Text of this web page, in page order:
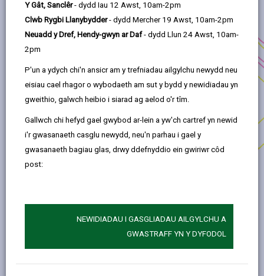
Y Gât, Sanclêr- dydd Iau 12 Awst, 10am-2pm
Clwb Rygbi Llanybydder- dydd Mercher 19 Awst, 10am-2pm
Neuadd y Dref, Hendy-gwyn ar Daf- dydd Llun 24 Awst, 10am-
2pm
P'un a ydych chi'n ansicr am y trefniadau ailgylchu newydd neu
eisiau cael rhagor o wybodaeth am sut y bydd y newidiadau yn
gweithio, galwch heibio i siarad ag aelod o'r tîm.
Gallwch chi hefyd gael gwybod ar-lein a yw'ch cartref yn newid
i'r gwasanaeth casglu newydd, neu'n parhau i gael y
gwasanaeth bagiau glas, drwy ddefnyddio ein gwiriwr côd
post:
NEWIDIADAU I GASGLIADAU AILGYLCHU A
GWASTRAFF YN Y DYFODOL
Mae'r Clwb Rygbi Llanymddyfri a phartneriaid wedi
gwella'r cae chwaraeon gan ei baratoi ar gyfer
pob tywydd, gyda goleuadau LED newydd, a gwell
cyfleusterau i wylwyr a chae 3G newydd sbon.
Cefnogodd y cyllid y gwaith o ailddatblygu'r
cyfleuster hwn, sy'n cael ei ddefnyddio gan yr holl
glybiau chwaraeon yn yr ardal, ysgolion lleol a
sefydliadau gwirfoddoli gan ei wneud yn addas ar
gyfer y dyfodol.
Ers i'r cyfleusterau newydd gael eu cwblhau, mae
llawer mwy o bobl wedi eu defnyddio sydd wedi
Llanymddyfri.